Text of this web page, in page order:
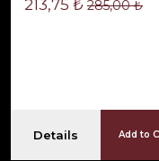
213,75 ₺ 285,00 ₺
Details Add to